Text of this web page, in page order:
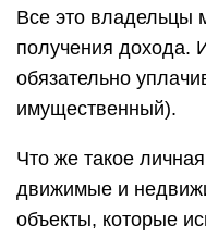
Все это владельцы
получения дохода.
обязательно
имущественный).
Что же такое
движимые и
объекты, которые